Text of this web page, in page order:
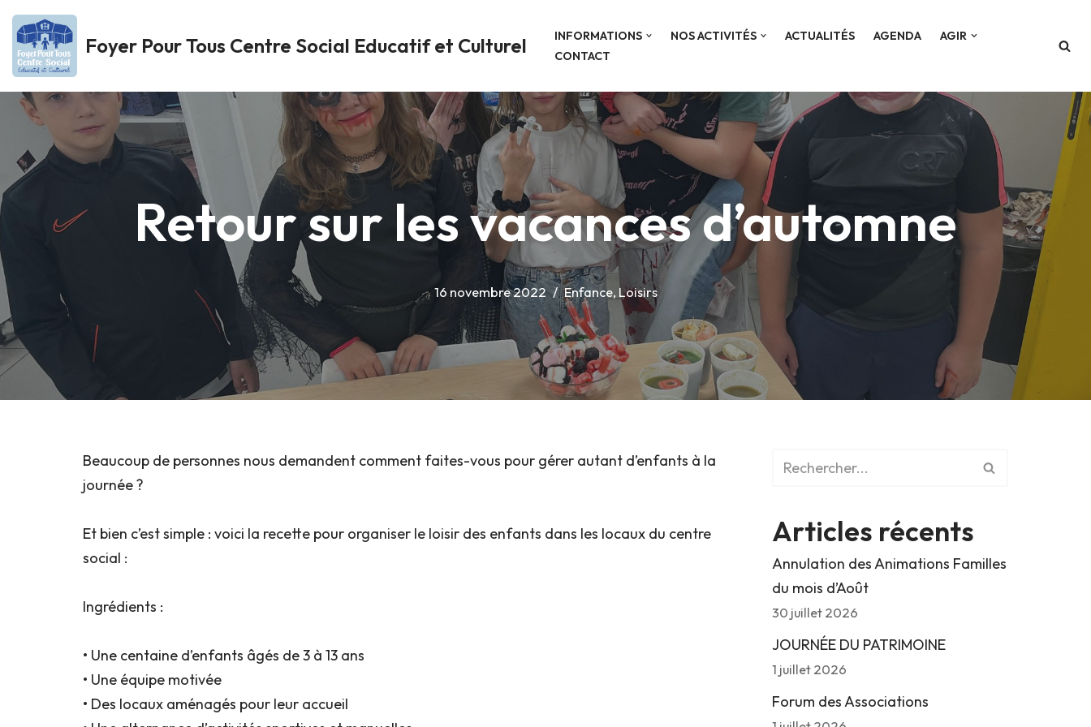
Aller
au
contenu
Foyer Pour Tous Centre Social Educatif et Culturel INFORMATIONS NOS ACTIVITÉS ACTUALITÉS AGENDA
AGIR
CONTACT
Retour sur les vacances d’automne
16 novembre 2022 Enfance, Loisirs
Beaucoup de personnes nous demandent comment faites-vous pour gérer autant d’enfants à la
journée ?
Et bien c’est simple : voici la recette pour organiser le loisir des enfants dans les locaux du centre
social :
Ingrédients :
• Une centaine d’enfants âgés de 3 à 13 ans
• Une équipe motivée
• Des locaux aménagés pour leur accueil
Articles récents
Annulation des Animations Familles
du mois d’Août
30 juillet 2026
JOURNÉE DU PATRIMOINE
1 juillet 2026
Forum des Associations